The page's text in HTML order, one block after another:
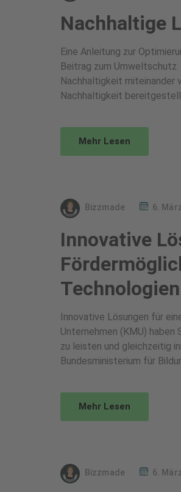
Nachhaltige
Eine Anleitung zur
Beitrag zum
Nachhaltigkeit miteinander
Nachhaltigkeit
Mehr Lesen
Bizzmade 6.
Innovative
Technologien
Innovative Lösungen für
Unternehmen (KMU)
zu leisten und gleichzeitig
Bundesministerium für
Mehr Lesen
Bizzmade 6.